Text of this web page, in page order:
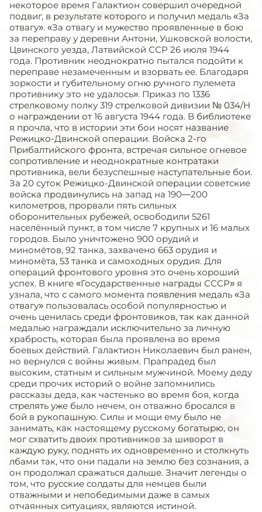
некоторое время Галактион совершил очередной
подвиг, в результате которого и получил медаль «За
отвагу». «За отвагу и мужество проявленные в бою
за переправу у деревни Антони, Ушковской волости,
Цвинского уезда, Латвийской ССР 26 июля 1944
года. Противник неоднократно пытался подойти к
переправе незамеченным и взорвать ее. Благодаря
зоркости и губительному огню ручного пулемета
противнику это не удалось». Приказ по 1336
стрелковому полку 319 стрелковой дивизии № 034/Н
о награждении от 16 августа 1944 года. В библиотеке
я прочла, что в истории эти бои носят название
Режицко-Двинской операции. Войска 2-го
Прибалтийского фронта, встречая сильное огневое
сопротивление и неоднократные контратаки
противника, вели безуспешные наступательные бои.
За 20 суток Режицко-Двинской операции советские
войска продвинулись на запад на 190—200
километров, прорвали пять сильных
оборонительных рубежей, освободили 5261
населённый пункт, в том числе 7 крупных и 16 малых
городов. Было уничтожено 900 орудий и
миномётов, 92 танка, захвачено 663 орудия и
миномёта, 53 танка и самоходных орудия. Для
операций фронтового уровня это очень хороший
успех. В книге «Государственные награды СССР» я
узнала, что с самого момента появления медаль «За
отвагу» пользовалась особой популярностью и
очень ценилась среди фронтовиков, так как данной
медалью награждали исключительно за личную
храбрость, которая была проявлена во время
боевых действий. Галактион Николаевич был ранен,
но вернулся с войны живым. Прапрадед был
высоким, статным и сильным мужчиной. Моему деду
среди прочих историй о войне запомнились
рассказы деда, как частенько во время боя, когда
стрелять уже было нечем, он отважно бросался в
бой в рукопашную. Силы и мощи ему было не
занимать, как настоящему русскому богатырю, он
мог схватить двоих противников за шиворот в
каждую руку, поднять их одновременно и столкнуть
лбами так, что они падали на землю без сознания, а
он продолжал сражаться дальше. Значит легенды о
том, что русские солдаты для немцев были
отважными и непобедимыми даже в самых
отчаянных ситуациях, являются истиной.